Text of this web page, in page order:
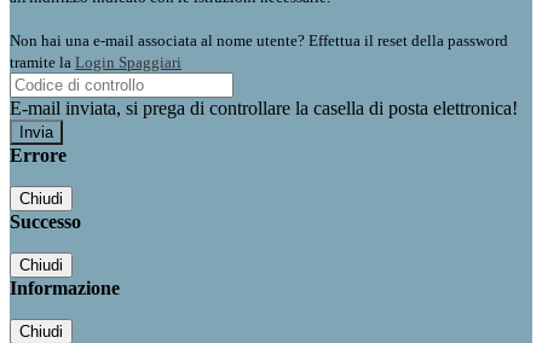
Non hai una e-mail associata al nome utente? Effettua il reset della password
tramite la Login Spaggiari
E-mail inviata, si prega di controllare la casella di posta elettronica!
Errore
Chiudi
Successo
Chiudi
Informazione
Chiudi